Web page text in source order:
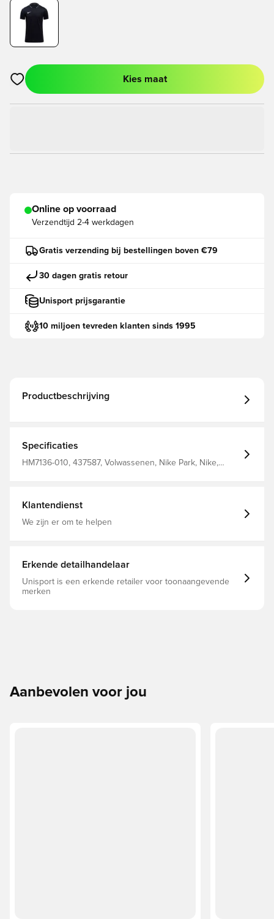
Opent een venster om in te loggen of je aan te melden als lid
Kies maat
Online op voorraad
Verzendtijd 2-4 werkdagen
Gratis verzending bij bestellingen boven €79
30 dagen gratis retour
Unisport prijsgarantie
10 miljoen tevreden klanten sinds 1995
Productbeschrijving
Specificaties
HM7136-010, 437587, Volwassenen, Nike Park, Nike,
Klantendienst
We zijn er om te helpen
Erkende detailhandelaar
Unisport is een erkende retailer voor toonaangevende
merken
Aanbevolen voor jou